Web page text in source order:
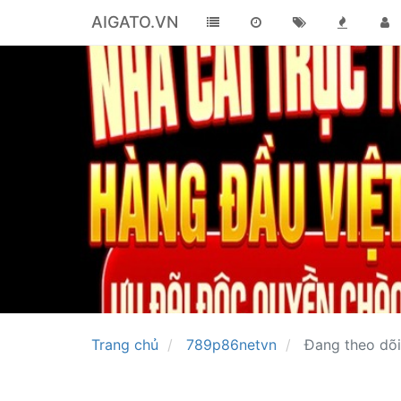
AIGATO.VN
Trang chủ 789p86netvn Đang theo dõi